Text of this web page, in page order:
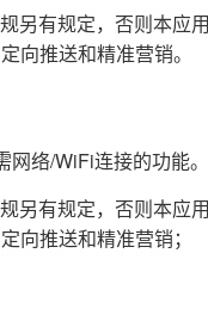
另有规定，否则本应用
向推送和精准营销。
络/WiFi连接的功能。
另有规定，否则本应用
向推送和精准营销；